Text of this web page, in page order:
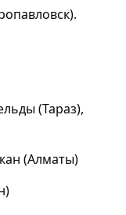
(Тараз),
(Алматы)